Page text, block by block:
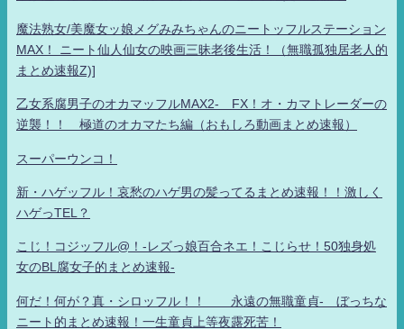
魔法熟女/美魔女ッ娘メグみみちゃんのニートッフルステーション
MAX！ ニート仙人仙女の映画三昧老後生活！（無職孤独居老人的
まとめ速報Z)]
乙女系腐男子のオカマッフルMAX2- FX！オ・カマトレーダーの
逆襲！！ 極道のオカマたち編（おもしろ動画まとめ速報）
スーパーウンコ！
新・ハゲッフル！哀愁のハゲ男の髪ってるまとめ速報！！激しく
ハゲっTEL？
こじ！コジッフル@！-レズっ娘百合ネエ！こじらせ！50独身処
女のBL腐女子的まとめ速報-
何だ！何が？真・シロッフル！！ 永遠の無職童貞- ぼっちな
ニート的まとめ速報！一生童貞上等夜露死苦！